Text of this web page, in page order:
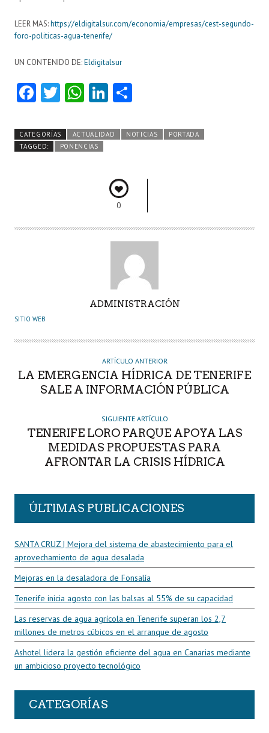
LEER MAS:https://eldigitalsur.com/economia/empresas/cest-segundo-
foro-politicas-agua-tenerife/
UN CONTENIDO DE:Eldigitalsur
Fa
b
o
T
itt
er
W
ts
A
Li
e m
CATEGORÍAS ACTUALIDAD NOTICIAS
PORTADA
TAGGED:
PONENCIAS
0
U
O
ADMINISTRACIÓN
SITIO WEB
ARTÍCULO ANTERIOR
LA EMERGENCIA HÍDRICA DE TENERIFE
SALE A INFORMACIÓN PÚBLICA
SIGUIENTE ARTÍCULO
TENERIFE LORO PARQUE APOYA LAS
MEDIDAS PROPUESTAS PARA
AFRONTAR LA CRISIS HÍDRICA
ÚLTIMAS PUBLICACIONES
SANTA CRUZ | Mejora del sistema de abastecimiento para el
aprovechamiento de agua desalada
Mejoras en la desaladora de Fonsalía
Tenerife inicia agosto con las balsas al 55% de su capacidad
Las reservas de agua agrícola en Tenerife superan los 2,7
millones de metros cúbicos en el arranque de agosto
Ashotel lidera la gestión eficiente del agua en Canarias mediante
un ambicioso proyecto tecnológico
CATEGORÍAS